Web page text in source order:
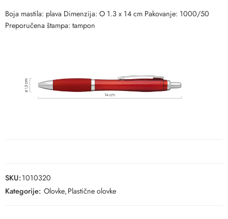
Boja mastila: plava Dimenzija: O 1.3 x 14 cm Pakovanje: 1000/50
Preporučena štampa: tampon
SKU:1010320
Kategorije: Olovke,Plastične olovke